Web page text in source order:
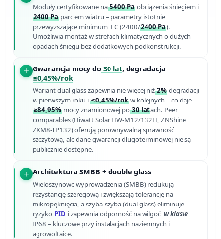
Moduły certyfikowane na5400 Pa obciążenia śniegiem i
2400 Pa parciem wiatru – parametry istotnie
przewyższające minimum IEC (2400/2400 Pa).
Umożliwia montaż w strefach klimatycznych o dużych
opadach śniegu bez dodatkowych podkonstrukcji.
Gwarancja mocy do 30 lat, degradacja
≤0,45%/rok
Wariant dual glass zapewnia nie więcej niż2% degradacji
w pierwszym roku i≤0,45%/rok w kolejnych – co daje
≥84,95% mocy znamionowej po30 latach. Peer
comparables (Hiwatt Solar HW-M12/132H, ZNShine
ZXM8-TP132) oferują porównywalną sprawność
szczytową, ale dane gwarancji długoterminowej nie są
publicznie dostępne.
Architektura SMBB + double glass
Wieloszynowe wyprowadzenia (SMBB) redukują
rezystancję szeregową i zwiększają tolerancję na
mikropęknięcia, a szyba-szyba (dual glass) eliminuje
ryzyko PID i zapewnia odporność na wilgoć w klasie
IP68 – kluczowe przy instalacjach naziemnych i
agrowoltaice.